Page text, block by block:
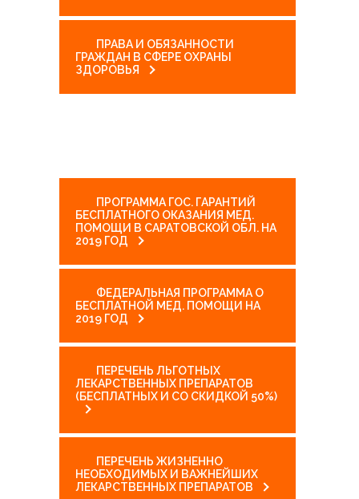
-- Реабилитация
---- Массаж
---- ЭЭГ мониторинг
---- Метод Томатиса
---- РЕАМЕД-ПОЛЯРИС
НОВОСТИ
-- ГАЛЕРЕЯ ЛАРЧИК
Контакты
тел. +7(937)225-05-18
ПРАВА И ОБЯЗАННОСТИ
ГРАЖДАН В СФЕРЕ ОХРАНЫ
ЗДОРОВЬЯ
ПРОГРАММА ГОС. ГАРАНТИЙ
БЕСПЛАТНОГО ОКАЗАНИЯ МЕД.
ПОМОЩИ В САРАТОВСКОЙ ОБЛ. НА
2019 ГОД
ФЕДЕРАЛЬНАЯ ПРОГРАММА О
БЕСПЛАТНОЙ МЕД. ПОМОЩИ НА
2019 ГОД
ПЕРЕЧЕНЬ ЛЬГОТНЫХ
ЛЕКАРСТВЕННЫХ ПРЕПАРАТОВ
(БЕСПЛАТНЫХ И СО СКИДКОЙ 50%)
ПЕРЕЧЕНЬ ЖИЗНЕННО
НЕОБХОДИМЫХ И ВАЖНЕЙШИХ
ЛЕКАРСТВЕННЫХ ПРЕПАРАТОВ